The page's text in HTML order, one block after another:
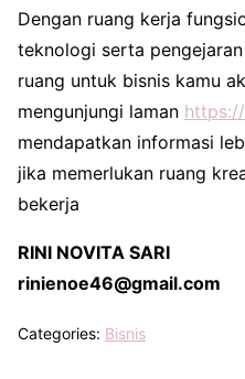
Dengan ruang kerja
teknologi serta
ruang untuk bisnis kamu
mengunjungi laman
mendapatkan informasi
jika memerlukan ruang
bekerja
RINI NOVITA SARI
rinienoe46@gmail.com
Categories: Bisnis